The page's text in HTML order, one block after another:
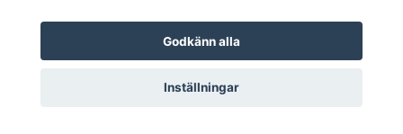
Godkänn alla
Inställningar